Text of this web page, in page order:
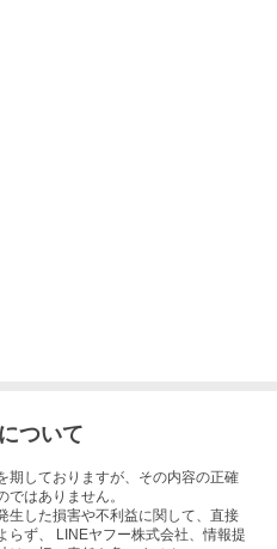
ついて
期しておりますが、その内容の正確
はありません。
生した損害や不利益に関して、直接
らず、 LINEヤフー株式会社、情報提